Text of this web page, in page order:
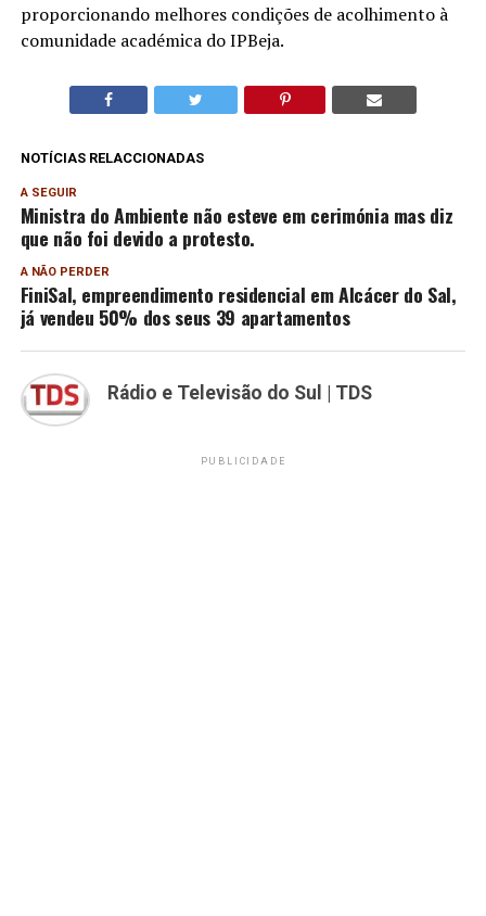
proporcionando melhores condições de acolhimento à
comunidade académica do IPBeja.
NOTÍCIAS RELACCIONADAS
A SEGUIR
Ministra do Ambiente não esteve em cerimónia mas diz
que não foi devido a protesto.
A NÃO PERDER
FiniSal, empreendimento residencial em Alcácer do Sal,
já vendeu 50% dos seus 39 apartamentos
Rádio e Televisão do Sul | TDS
PUBLICIDADE